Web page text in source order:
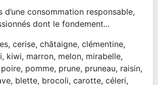
consommation responsable,
dont le fondement...
cerise, châtaigne, clémentine,
kiwi, marron, melon, mirabelle,
pomme, prune, pruneau, raisin,
blette, brocoli, carotte, céleri,